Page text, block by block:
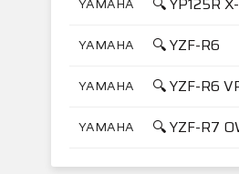
YAMAHA 🔍 YZF-R6
YAMAHA 🔍 YZF-R6
YAMAHA 🔍 YZF-R7